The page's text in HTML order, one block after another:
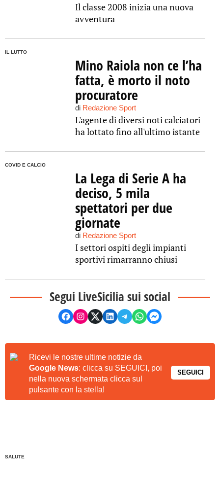
Il classe 2008 inizia una nuova
avventura
IL LUTTO
Mino Raiola non ce l’ha
fatta, è morto il noto
procuratore
di Redazione Sport
L'agente di diversi noti calciatori
ha lottato fino all'ultimo istante
COVID E CALCIO
La Lega di Serie A ha
deciso, 5 mila
spettatori per due
giornate
di Redazione Sport
I settori ospiti degli impianti
sportivi rimarranno chiusi
Segui LiveSicilia sui social
Ricevi le nostre ultime notizie da
Google News: clicca su SEGUICI, poi
nella nuova schermata clicca sul
pulsante con la stella!
SEGUICI
SALUTE